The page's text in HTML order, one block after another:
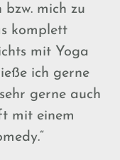
bzw. mich zu
komplett
mit Yoga
ich gerne
gerne auch
mit einem